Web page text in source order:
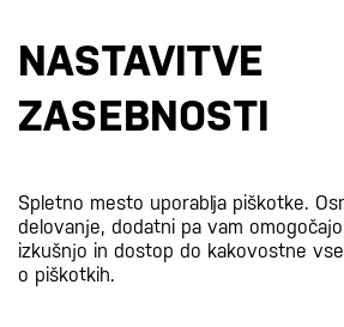
S prijavo na e-novice se strinjate z
NASTAVITVE
ZASEBNOSTI
Spletno mesto uporablja piškotke.
delovanje, dodatni pa vam
izkušnjo in dostop do kakovostne
o piškotkih.